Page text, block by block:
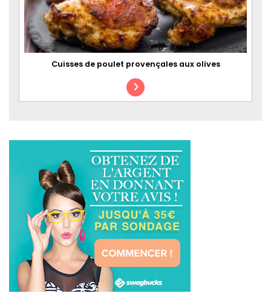
Cuisses de poulet provençales aux olives